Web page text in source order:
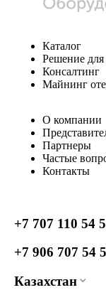
Каталог
Решение
Консалтинг
Майнинг
О компании
Партнеры
Частые
Контакты
+7 707 110 54
+7 906 707 54
Казахстан